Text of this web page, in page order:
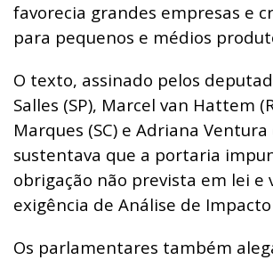
favorecia grandes empresas e
para pequenos e médios
O texto, assinado pelos
Salles (SP), Marcel van Hattem
Marques (SC) e Adriana Ventura
sustentava que a portaria
obrigação não prevista em lei e
exigência de Análise de
Os parlamentares também